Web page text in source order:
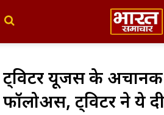
ट्विटर यूजर्स के
फॉलोअर्स, ट्विटर ने ये